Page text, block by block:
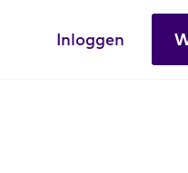
Inloggen